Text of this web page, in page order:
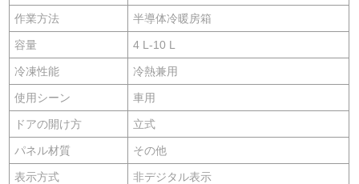
作業方法 半導体冷暖房箱
容量 4 L-10 L
冷凍性能 冷熱兼用
使用シーン 車用
ドアの開け方 立式
パネル材質 その他
表示方式 非デジタル表示